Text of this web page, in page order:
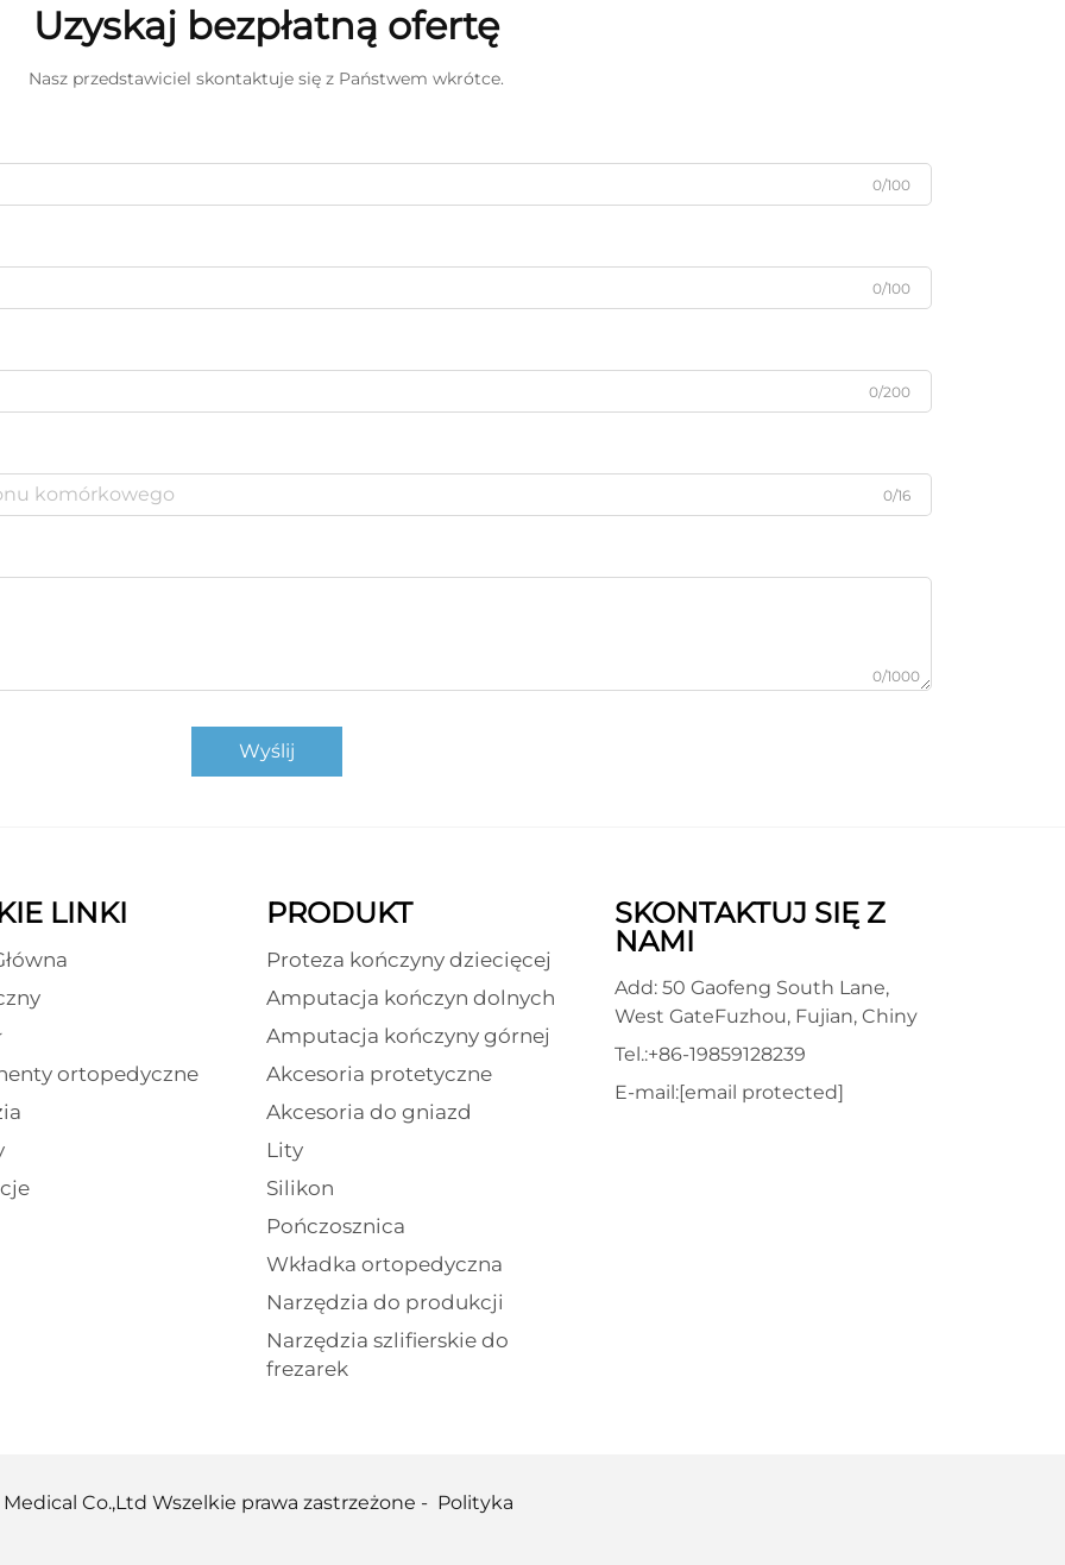
Uzyskaj bezpłatną ofertę
Nasz przedstawiciel skontaktuje się z Państwem wkrótce.
0/100
0/100
0/200
0/16
0/1000
Wyślij
LINKI
ortopedyczne
PRODUKT
Proteza kończyny dziecięcej
Amputacja kończyn dolnych
Amputacja kończyny górnej
Akcesoria protetyczne
Akcesoria do gniazd
Lity
Silikon
Pończosznica
Wkładka ortopedyczna
Narzędzia do produkcji
Narzędzia szlifierskie do
frezarek
SKONTAKTUJ SIĘ Z
NAMI
Add: 50 Gaofeng South Lane,
West GateFuzhou, Fujian, Chiny
Tel.:+86-19859128239
E-mail:[email protected]
Co.,Ltd Wszelkie prawa zastrzeżone - Polityka